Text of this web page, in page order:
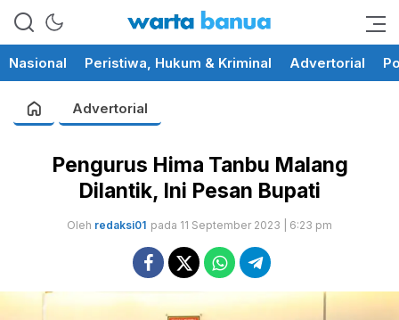
wartabanua.com
memberikan informasi yang
Nasional Peristiwa, Hukum & Kriminal Advertorial
Advertorial
Pengurus Hima Tanbu Malang
Dilantik, Ini Pesan Bupati
Oleh redaksi01 pada 11 September 2023 | 6:23 pm